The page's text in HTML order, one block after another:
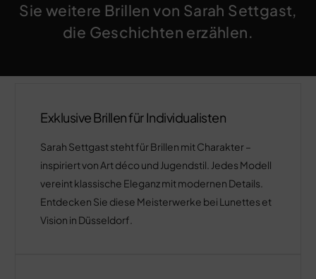
Sie weitere Brillen von Sarah Settgast,
die Geschichten erzählen.
Exklusive Brillen für Individualisten
Sarah Settgast steht für Brillen mit Charakter –
inspiriert von Art déco und Jugendstil. Jedes Modell
vereint klassische Eleganz mit modernen Details.
Entdecken Sie diese Meisterwerke bei Lunettes et
Vision in Düsseldorf.